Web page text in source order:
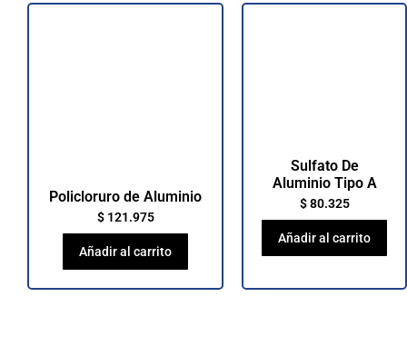
Policloruro de Aluminio
$121.975
Añadir al carrito
Sulfato De
Aluminio Tipo A
$80.325
Añadir al carrito